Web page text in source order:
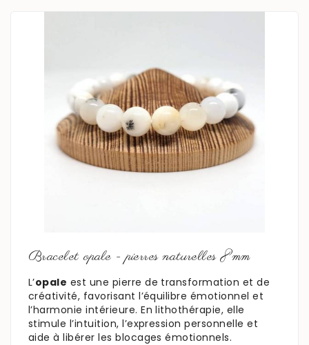
Bracelet opale - pierres naturelles 8mm
L’opale est une pierre de transformation et de
créativité, favorisant l’équilibre émotionnel et
l’harmonie intérieure. En lithothérapie, elle
stimule l’intuition, l’expression personnelle et
aide à libérer les blocages émotionnels.